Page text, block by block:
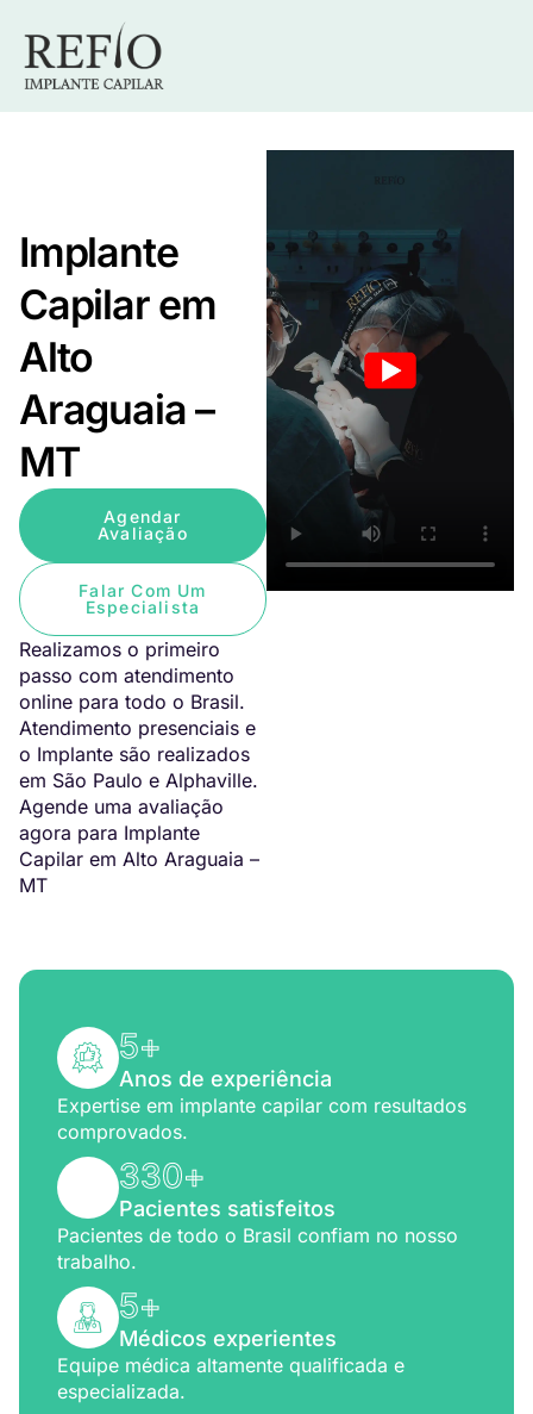
Implante
Capilar em
Alto
Araguaia –
MT
Agendar
Avaliação
Falar Com Um
Especialista
Realizamos o primeiro
passo com atendimento
online para todo o Brasil.
Atendimento presenciais e
o Implante são realizados
em São Paulo e Alphaville.
Agende uma avaliação
agora para Implante
Capilar em Alto Araguaia –
MT
5+
Anos de experiência
Expertise em implante capilar com resultados
comprovados.
330+
Pacientes satisfeitos
Pacientes de todo o Brasil confiam no nosso
trabalho.
5+
Médicos experientes
Equipe médica altamente qualificada e
especializada.